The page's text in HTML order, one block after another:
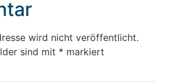
wird nicht veröffentlicht.
sind mit * markiert